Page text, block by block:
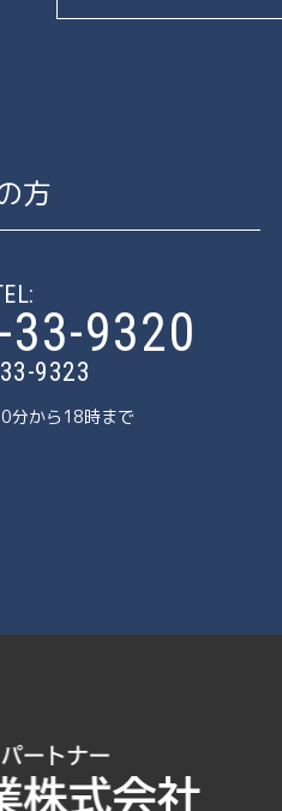
方
9320
9323
分から18時まで